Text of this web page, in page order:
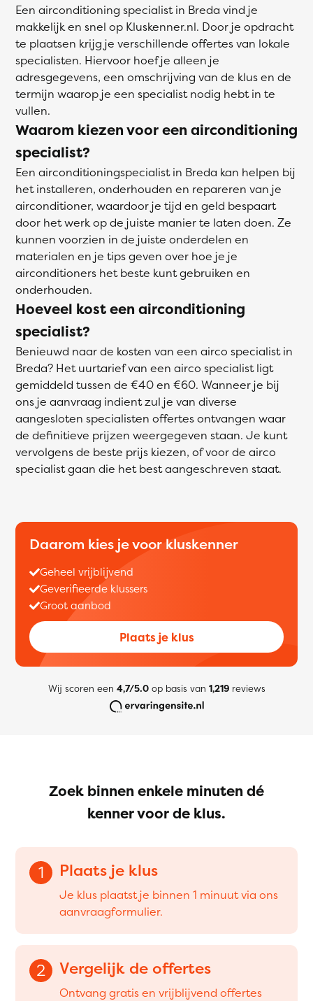
Een airconditioning specialist in Breda vind je
makkelijk en snel op Kluskenner.nl. Door je opdracht
te plaatsen krijg je verschillende offertes van lokale
specialisten. Hiervoor hoef je alleen je
adresgegevens, een omschrijving van de klus en de
termijn waarop je een specialist nodig hebt in te
vullen.
Waarom kiezen voor een airconditioning
specialist?
Een airconditioningspecialist in Breda kan helpen bij
het installeren, onderhouden en repareren van je
airconditioner, waardoor je tijd en geld bespaart
door het werk op de juiste manier te laten doen. Ze
kunnen voorzien in de juiste onderdelen en
materialen en je tips geven over hoe je je
airconditioners het beste kunt gebruiken en
onderhouden.
Hoeveel kost een airconditioning
specialist?
Benieuwd naar de kosten van een airco specialist in
Breda? Het uurtarief van een airco specialist ligt
gemiddeld tussen de €40 en €60. Wanneer je bij
ons je aanvraag indient zul je van diverse
aangesloten specialisten offertes ontvangen waar
de definitieve prijzen weergegeven staan. Je kunt
vervolgens de beste prijs kiezen, of voor de airco
specialist gaan die het best aangeschreven staat.
Daarom kies je voor kluskenner
Geheel vrijblijvend
Geverifieerde klussers
Groot aanbod
Plaats je klus
Wij scoren een 4,7/5.0op basis van 1,219reviews
Zoek binnen enkele minuten dé
kenner voor de klus.
1 Plaats je klus
Je klus plaatst je binnen 1 minuut via ons
aanvraagformulier.
2 Vergelijk de offertes
Ontvang gratis en vrijblijvend offertes